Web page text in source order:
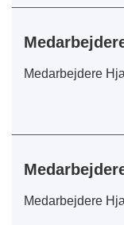
Medarbejdere
Medarbejdere